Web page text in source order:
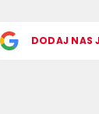
DODAJ NAS